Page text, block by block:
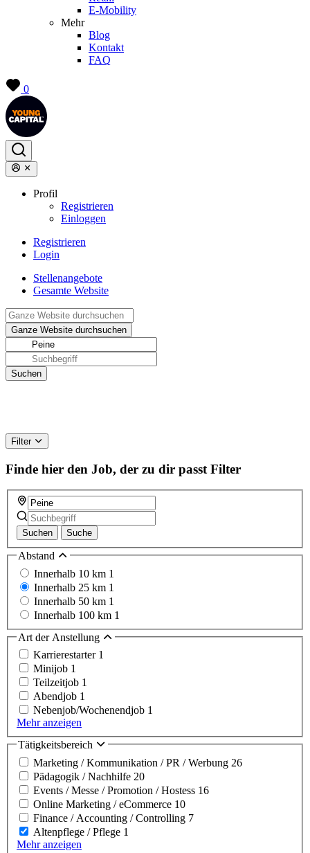
E-Mobility
Mehr
Blog
Kontakt
FAQ
0
Profil
Registrieren
Einloggen
Registrieren
Login
Stellenangebote
Gesamte Website
Filter
Finde hier den Job, der zu dir passt Filter
Suchen Suche
Abstand
Innerhalb 10 km 1
Innerhalb 25 km 1
Innerhalb 50 km 1
Innerhalb 100 km 1
Art der Anstellung
Karrierestarter 1
Minijob 1
Teilzeitjob 1
Abendjob 1
Nebenjob/Wochenendjob 1
Mehr anzeigen
Tätigkeitsbereich
Marketing / Kommunikation / PR / Werbung 26
Pädagogik / Nachhilfe 20
Events / Messe / Promotion / Hostess 16
Online Marketing / eCommerce 10
Finance / Accounting / Controlling 7
Altenpflege / Pflege 1
Mehr anzeigen